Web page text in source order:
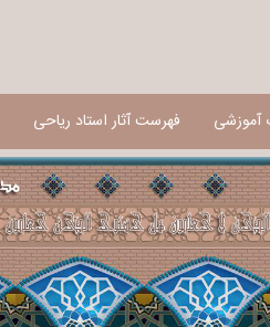
آموزشی فهرست آثار استاد ریاحی